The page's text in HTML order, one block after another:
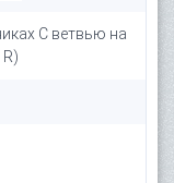
С ветвью на